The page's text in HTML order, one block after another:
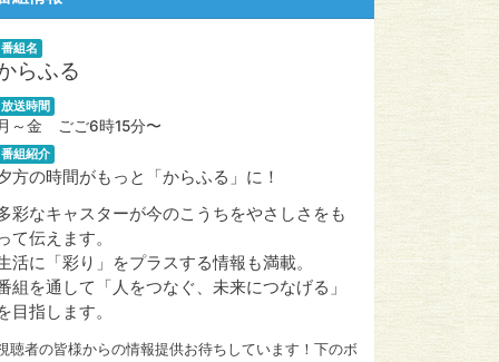
番組名
らふる
放送時間
～金 ごご6時15分〜
番組紹介
方の時間がもっと「からふる」に！
彩なキャスターが今のこうちをやさしさをも
て伝えます。
活に「彩り」をプラスする情報も満載。
組を通して「人をつなぐ、未来につなげる」
目指します。
聴者の皆様からの情報提供お待ちしています！下のボ